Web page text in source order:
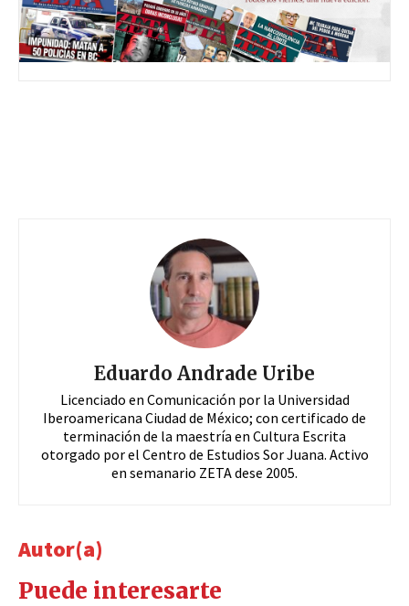
Eduardo Andrade Uribe
Licenciado en Comunicación por la Universidad
Iberoamericana Ciudad de México; con certificado de
terminación de la maestría en Cultura Escrita
otorgado por el Centro de Estudios Sor Juana. Activo
en semanario ZETA dese 2005.
Autor(a)
Puede interesarte